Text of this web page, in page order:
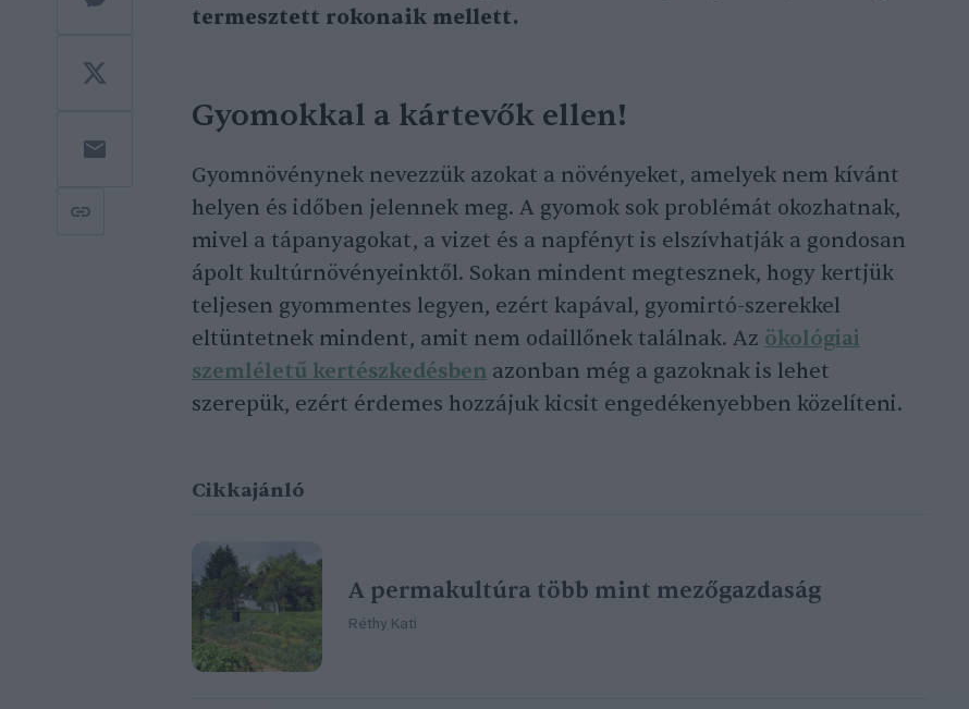
termesztett rokonaik mellett.
Gyomokkal a kártevők ellen!
Gyomnövénynek nevezzük azokat a növényeket, amelyek nem kívánt
helyen és időben jelennek meg. A gyomok sok problémát okozhatnak,
mivel a tápanyagokat, a vizet és a napfényt is elszívhatják a gondosan
ápolt kultúrnövényeinktől. Sokan mindent megtesznek, hogy kertjük
teljesen gyommentes legyen, ezért kapával, gyomirtó-szerekkel
eltüntetnek mindent, amit nem odaillőnek találnak. Az ökológiai
szemléletű kertészkedésben azonban még a gazoknak is lehet
szerepük, ezért érdemes hozzájuk kicsit engedékenyebben közelíteni.
Cikkajánló
A permakultúra több mint mezőgazdaság
Réthy Kati